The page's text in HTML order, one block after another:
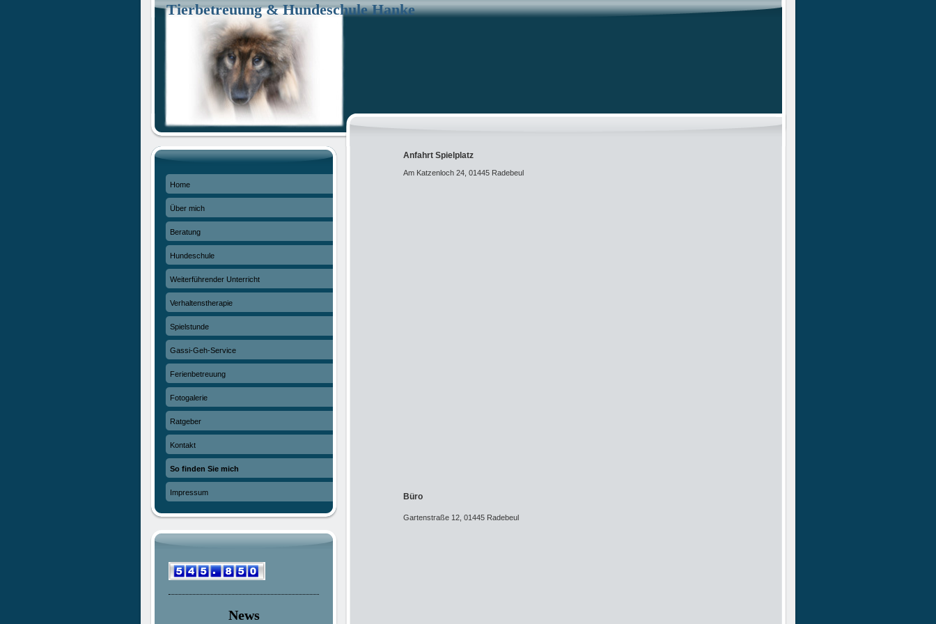
Tierbetreuung & Hundeschule Hanke
Anfahrt Spielplatz
Am Katzenloch 24, 01445 Radebeul
Büro
Gartenstraße 12, 01445 Radebeul
Home
Über mich
Beratung
Hundeschule
Weiterführender Unterricht
Verhaltenstherapie
Spielstunde
Gassi-Geh-Service
Ferienbetreuung
Fotogalerie
Ratgeber
Kontakt
So finden Sie mich
Impressum
News